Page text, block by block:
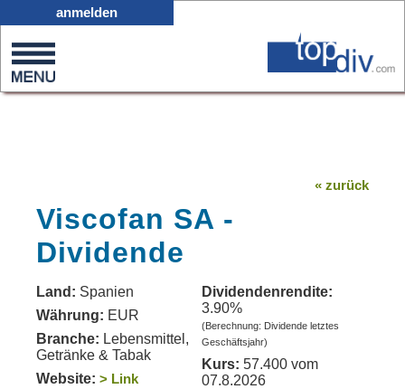
0
on
anmelden
« zurück
Viscofan SA -
Dividende
Land: Spanien
Währung: EUR
Branche: Lebensmittel,
Getränke & Tabak
Website: > Link
Dividendenrendite:
3.90%
(Berechnung: Dividende letztes
Geschäftsjahr)
Kurs: 57.400 vom
07.8.2026